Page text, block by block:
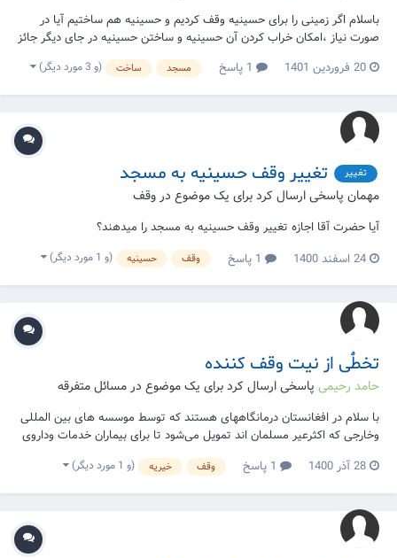
باسلام اگر زمینی را برای حسینیه وقف کردیم و حسینیه هم ساختیم آیا در
صورت نیاز ،امکان خراب کردن آن حسینیه و ساختن حسینیه در جای دیگر جائز
20 فروردین 1401 مسجد ساخت (و 3 مورد دیگر)
تغییر تغییر وقف حسینیه به مسجد
مهمان پاسخی ارسال کرد برای یک موضوع در وقف
آیا حضرت آقا اجازه تغییر وقف حسینیه به مسجد را میدهند؟
24 اسفند 1400
وقف حسینیه (و 1 مورد دیگر)
تخطٌْی از نیت وقف کننده
حامد رحیمی پاسخی ارسال کرد برای یک موضوع در مسائل متفرقه
با سلام در افغانستان درمانگاههای هستند که توسط موسسه های بین المللی
وخارجی که اکثرعیر مسلمان اند تمویل می‌شود تا برای بیماران خدمات وداروی
رایگان بدهند آیا ما اجازه داریم تا از کارکنان آنها داروهایی بخواهیم چه بیمار
باشیم یا برای احتیاط بعضی داروها را بخواهیم با توجه به این که کارمندانش...
28 آذر 1400 وقف خیریه (و 1 مورد دیگر)